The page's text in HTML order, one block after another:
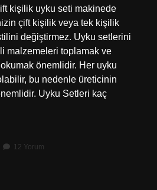
kişilik uyku seti makinede
çift kişilik veya tek kişilik
değiştirmez. Uyku setlerini
malzemeleri toplamak ve
önemlidir. Her uyku
bu nedenle üreticinin
Uyku Setleri kaç
12 Yorum